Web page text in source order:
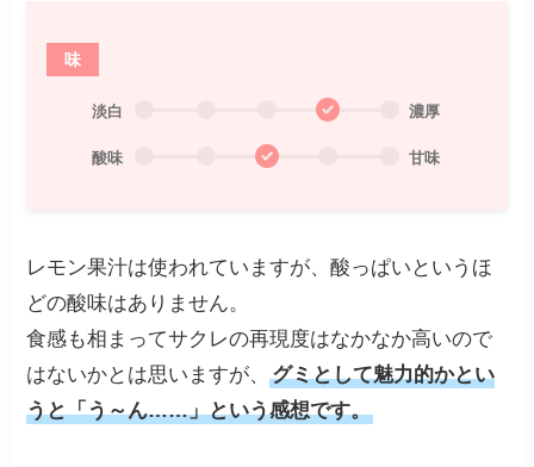
味
淡白 濃厚
酸味 甘味
レモン果汁は使われていますが、酸っぱいというほ
どの酸味はありません。
食感も相まってサクレの再現度はなかなか高いので
はないかとは思いますが、グミとして魅力的かとい
うと「う～ん……」という感想です。